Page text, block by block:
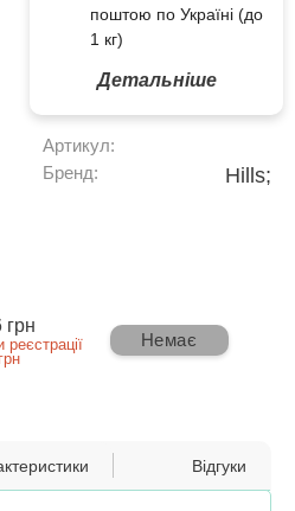
поштою по Україні (до
1 кг)
Детальніше
Артикул:
Бренд:
Hills;
грн
Немає
Відгуки